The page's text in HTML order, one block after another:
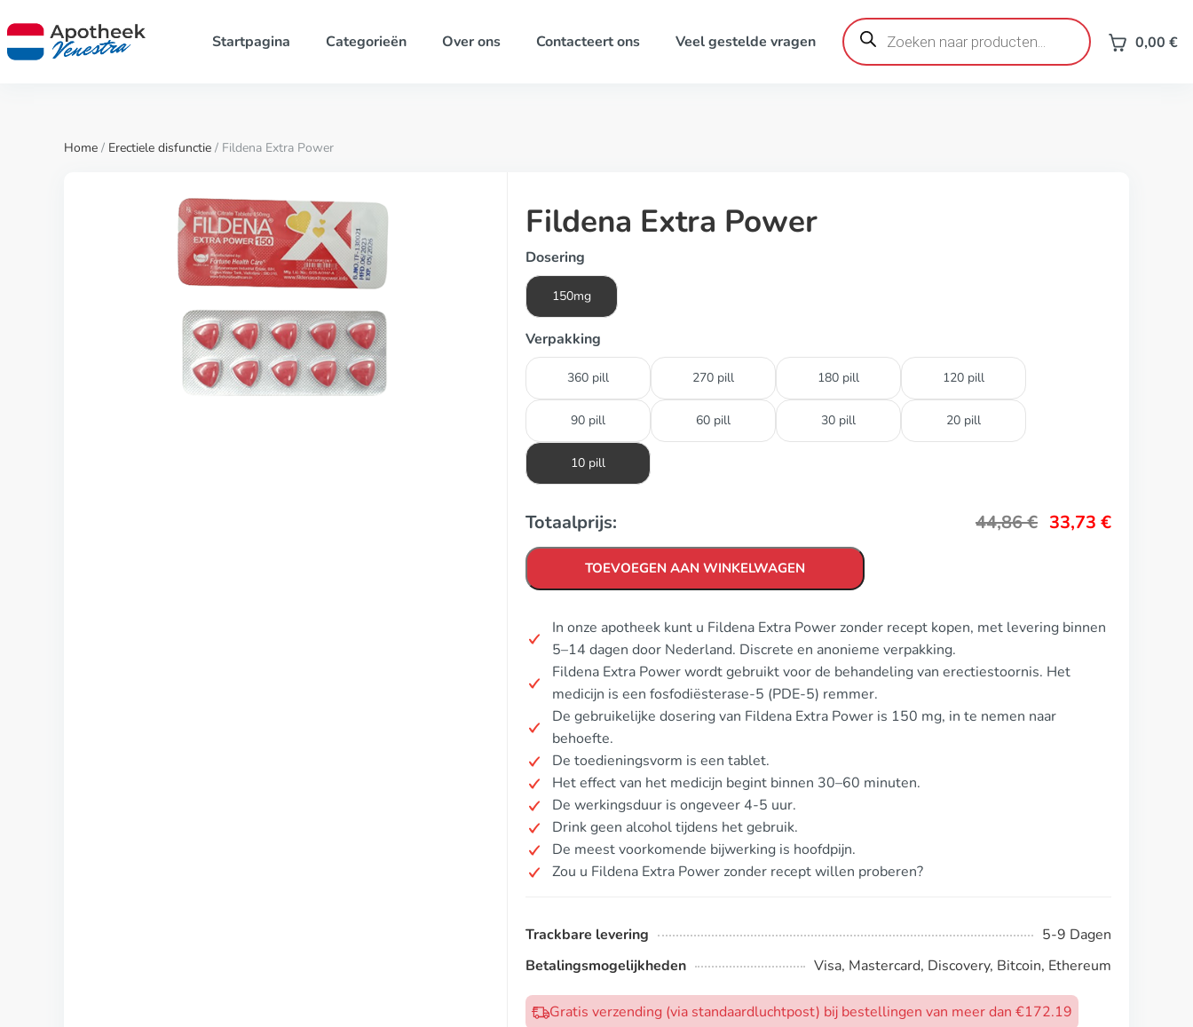
Startpagina Categorieën Over ons Contacteert ons Veel gestelde vragen
Producten
zoeken 0,00 €
Home / Erectiele disfunctie / Fildena Extra Power
Fildena Extra Power
Dosering
150mg
Verpakking
360 pill 270 pill 180 pill 120 pill
90 pill 60 pill 30 pill 20 pill
10 pill
Totaalprijs: 44,86€ 33,73 €
TOEVOEGEN AAN WINKELWAGEN
In onze apotheek kunt u Fildena Extra Power zonder recept kopen, met levering binnen
5–14 dagen door Nederland. Discrete en anonieme verpakking.
Fildena Extra Power wordt gebruikt voor de behandeling van erectiestoornis. Het
medicijn is een fosfodiësterase-5 (PDE-5) remmer.
De gebruikelijke dosering van Fildena Extra Power is 150 mg, in te nemen naar
behoefte.
De toedieningsvorm is een tablet.
Het effect van het medicijn begint binnen 30–60 minuten.
De werkingsduur is ongeveer 4-5 uur.
Drink geen alcohol tijdens het gebruik.
De meest voorkomende bijwerking is hoofdpijn.
Zou u Fildena Extra Power zonder recept willen proberen?
Trackbare levering
5-9 Dagen
Betalingsmogelijkheden
Visa, Mastercard, Discovery, Bitcoin, Ethereum
Gratis verzending (via standaardluchtpost) bij bestellingen van meer dan €172.19